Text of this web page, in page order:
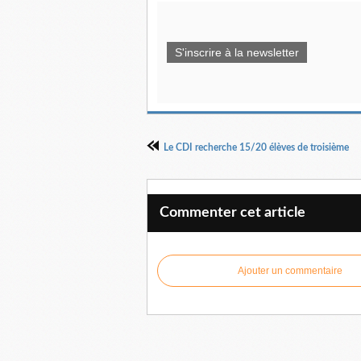
S'inscrire à la newsletter
Le CDI recherche 15/20 élèves de troisième
Commenter cet article
Ajouter un commentaire